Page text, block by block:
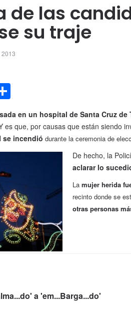
de las
su traje
en un hospital de Santa Cruz de
es que, por causas que están siendo
se incendió durante la ceremonia de
De hecho, la
aclarar lo
La mujer herida
recinto donde se
otras personas
a 'em...Barga...do'